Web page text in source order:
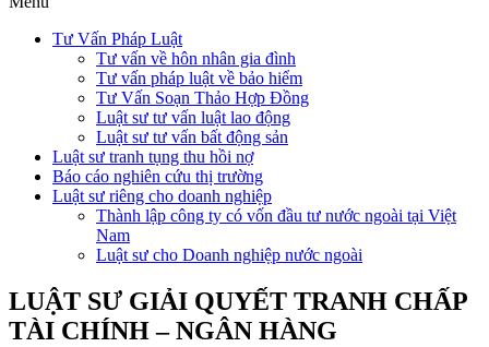
Tư Vấn Pháp Luật
Tư vấn về hôn nhân gia đình
Tư vấn pháp luật về bảo hiểm
Tư Vấn Soạn Thảo Hợp Đồng
Luật sư tư vấn luật lao động
Luật sư tư vấn bất động sản
Luật sư tranh tụng thu hồi nợ
Báo cáo nghiên cứu thị trường
Luật sư riêng cho doanh nghiệp
Thành lập công ty có vốn đầu tư nước ngoài tại Việt
Nam
Luật sư cho Doanh nghiệp nước ngoài
LUẬT SƯ GIẢI QUYẾT TRANH CHẤP
TÀI CHÍNH – NGÂN HÀNG